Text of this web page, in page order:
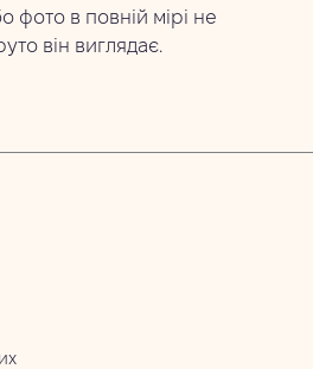
фото в повній мірі не
він виглядає.